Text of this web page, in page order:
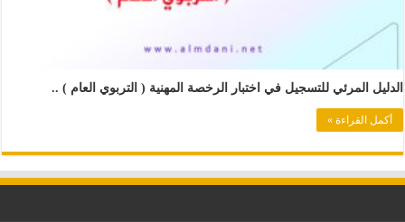
الدليل المرئي للتسجيل في اختبار الرخصة المهنية ( التربوي العام ) ..
أكمل القراءة »